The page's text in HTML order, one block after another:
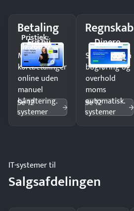
Betaling
Frisbii
Pristjek:
17.268 kr
Modtag
kortbetalinger
online uden
manuel
håndtering.
Se 12
systemer
Regnskab
Dinero
Spar timer på
bogføring og
overhold
moms
automatisk.
Se 12
systemer
IT-systemer til
Salgsafdelingen